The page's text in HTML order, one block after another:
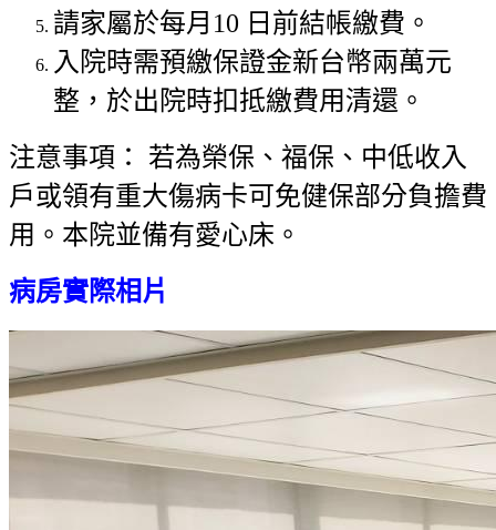
請家屬於每月10 日前結帳繳費。
入院時需預繳保證金新台幣兩萬元
整，於出院時扣抵繳費用清還。
注意事項： 若為榮保、福保、中低收入
戶或領有重大傷病卡可免健保部分負擔費
用。 本院並備有愛心床 。
病房實際相片